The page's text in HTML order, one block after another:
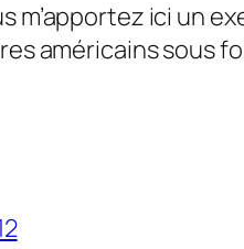
m’apportez ici un
américains sous